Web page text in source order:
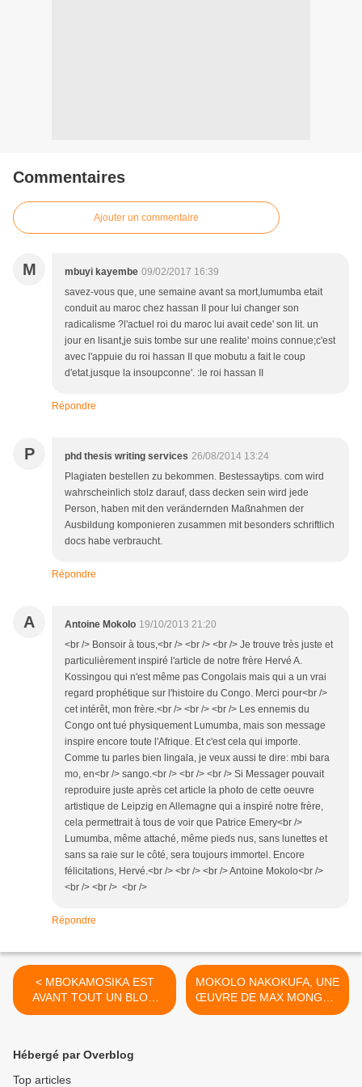
Commentaires
Ajouter un commentaire
M mbuyi kayembe 09/02/2017 16:39
savez-vous que, une semaine avant sa mort,lumumba etait
conduit au maroc chez hassan II pour lui changer son
radicalisme ?l'actuel roi du maroc lui avait cede' son lit. un
jour en lisant,je suis tombe sur une realite' moins connue;c'est
avec l'appuie du roi hassan II que mobutu a fait le coup
d'etat.jusque la insoupconne'. :le roi hassan II
Répondre
P phd thesis writing services 26/08/2014 13:24
Plagiaten bestellen zu bekommen. Bestessaytips. com wird
wahrscheinlich stolz darauf, dass decken sein wird jede
Person, haben mit den verändernden Maßnahmen der
Ausbildung komponieren zusammen mit besonders schriftlich
docs habe verbraucht.
Répondre
A Antoine Mokolo 19/10/2013 21:20
<br /> Bonsoir à tous,<br /> <br /> <br /> Je trouve très juste et
particulièrement inspiré l'article de notre frère Hervé A.
Kossingou qui n'est même pas Congolais mais qui a un vrai
regard prophétique sur l'histoire du Congo. Merci pour<br />
cet intérêt, mon frère.<br /> <br /> <br /> Les ennemis du
Congo ont tué physiquement Lumumba, mais son message
inspire encore toute l'Afrique. Et c'est cela qui importe.
Comme tu parles bien lingala, je veux aussi te dire: mbi bara
mo, en<br /> sango.<br /> <br /> <br /> Si Messager pouvait
reproduire juste après cet article la photo de cette oeuvre
artistique de Leipzig en Allemagne qui a inspiré notre frère,
cela permettrait à tous de voir que Patrice Emery<br />
Lumumba, même attaché, même pieds nus, sans lunettes et
sans sa raie sur le côté, sera toujours immortel. Encore
félicitations, Hervé.<br /> <br /> <br /> Antoine Mokolo<br />
<br /> <br /> <br />
Répondre
< MBOKAMOSIKA EST
AVANT TOUT UN BLOG
DES SOUVENIRS.
MOKOLO NAKOKUFA, UNE
ŒUVRE DE MAX MONGALI
? >
Hébergé par Overblog
Top articles